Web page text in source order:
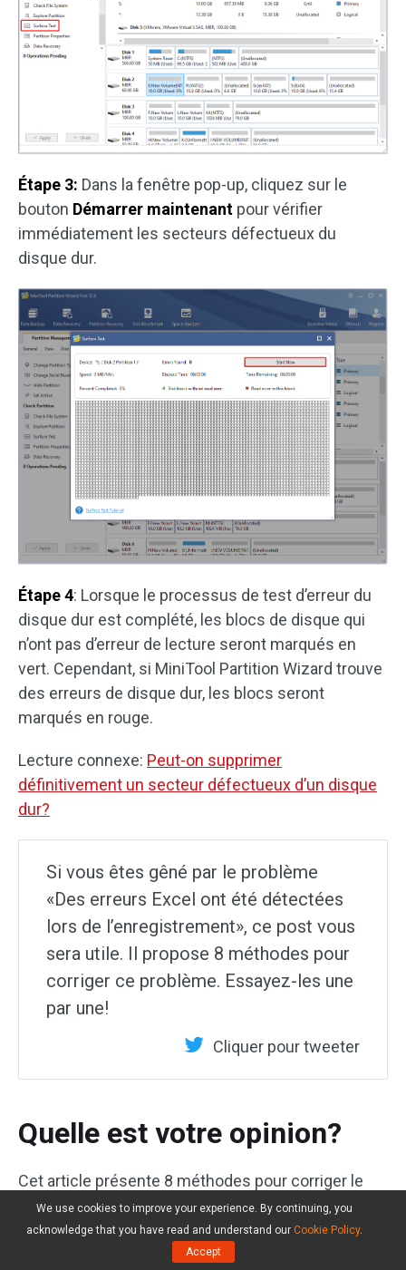
Étape 3: Dans la fenêtre pop-up, cliquez sur le
bouton Démarrer maintenant pour vérifier
immédiatement les secteurs défectueux du
disque dur.
Étape 4: Lorsque le processus de test d’erreur du
disque dur est complété, les blocs de disque qui
n’ont pas d’erreur de lecture seront marqués en
vert. Cependant, si MiniTool Partition Wizard trouve
des erreurs de disque dur, les blocs seront
marqués en rouge.
Lecture connexe: Peut-on supprimer
définitivement un secteur défectueux d’un disque
dur?
Si vous êtes gêné par le problème
«Des erreurs Excel ont été détectées
lors de l’enregistrement», ce post vous
sera utile. Il propose 8 méthodes pour
corriger ce problème. Essayez-les une
par une!
Cliquer pour tweeter
Quelle est votre opinion?
Cet article présente 8 méthodes pour corriger le
message «Des erreurs Excel ont été détectées lors
de l’enregistrement». Essayez ces solutions l’une
après l’autre. Par ailleurs, il présente un outil
We use cookies to improve your experience. By continuing, you
acknowledge that you have read and understand our Cookie Policy.
Accept